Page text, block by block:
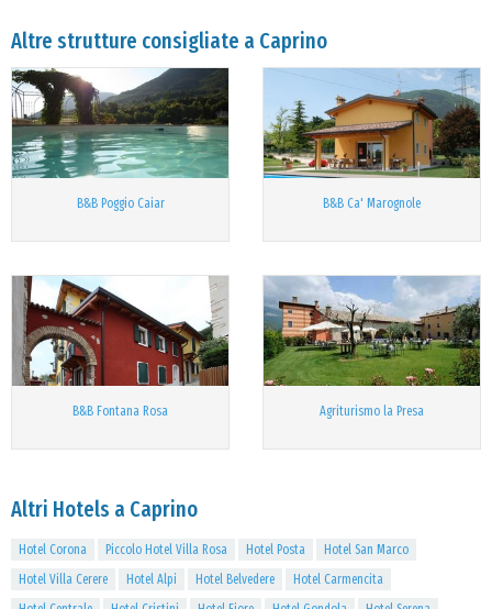
Altre strutture consigliate a Caprino
B&B Poggio Caiar B&B Ca' Marognole
B&B Fontana Rosa Agriturismo la Presa
Altri Hotels a Caprino
Hotel Corona Piccolo Hotel Villa Rosa Hotel Posta
Hotel San Marco
Hotel Villa Cerere
Hotel Alpi Hotel Belvedere
Hotel Carmencita